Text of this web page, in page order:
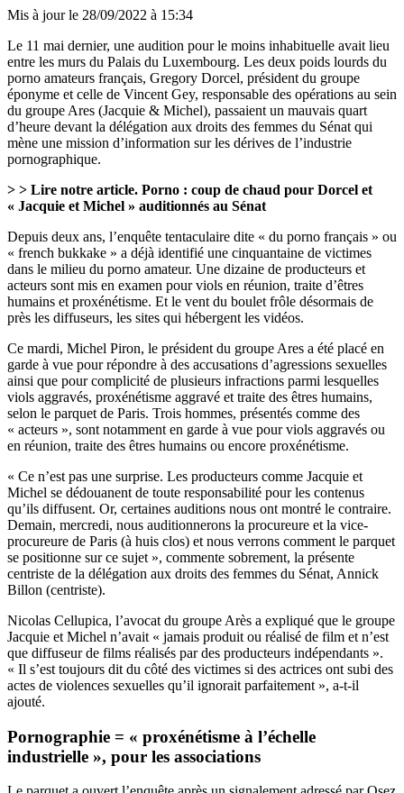
Mis à jour le 28/09/2022 à 15:34
Le 11 mai dernier, une audition pour le moins inhabituelle avait lieu
entre les murs du Palais du Luxembourg. Les deux poids lourds du
porno amateurs français, Gregory Dorcel, président du groupe
éponyme et celle de Vincent Gey, responsable des opérations au sein
du groupe Ares (Jacquie & Michel), passaient un mauvais quart
d’heure devant la délégation aux droits des femmes du Sénat qui
mène une mission d’information sur les dérives de l’industrie
pornographique.
> > Lire notre article. Porno : coup de chaud pour Dorcel et
« Jacquie et Michel » auditionnés au Sénat
Depuis deux ans, l’enquête tentaculaire dite « du porno français » ou
« french bukkake » a déjà identifié une cinquantaine de victimes
dans le milieu du porno amateur. Une dizaine de producteurs et
acteurs sont mis en examen pour viols en réunion, traite d’êtres
humains et proxénétisme. Et le vent du boulet frôle désormais de
près les diffuseurs, les sites qui hébergent les vidéos.
Ce mardi, Michel Piron, le président du groupe Ares a été placé en
garde à vue pour répondre à des accusations d’agressions sexuelles
ainsi que pour complicité de plusieurs infractions parmi lesquelles
viols aggravés, proxénétisme aggravé et traite des êtres humains,
selon le parquet de Paris. Trois hommes, présentés comme des
« acteurs », sont notamment en garde à vue pour viols aggravés ou
en réunion, traite des êtres humains ou encore proxénétisme.
« Ce n’est pas une surprise. Les producteurs comme Jacquie et
Michel se dédouanent de toute responsabilité pour les contenus
qu’ils diffusent. Or, certaines auditions nous ont montré le contraire.
Demain, mercredi, nous auditionnerons la procureure et la vice-
procureure de Paris (à huis clos) et nous verrons comment le parquet
se positionne sur ce sujet », commente sobrement, la présente
centriste de la délégation aux droits des femmes du Sénat, Annick
Billon (centriste).
Nicolas Cellupica, l’avocat du groupe Arès a expliqué que le groupe
Jacquie et Michel n’avait « jamais produit ou réalisé de film et n’est
que diffuseur de films réalisés par des producteurs indépendants ».
« Il s’est toujours dit du côté des victimes si des actrices ont subi des
actes de violences sexuelles qu’il ignorait parfaitement », a-t-il
ajouté.
Pornographie = « proxénétisme à l’échelle
industrielle », pour les associations